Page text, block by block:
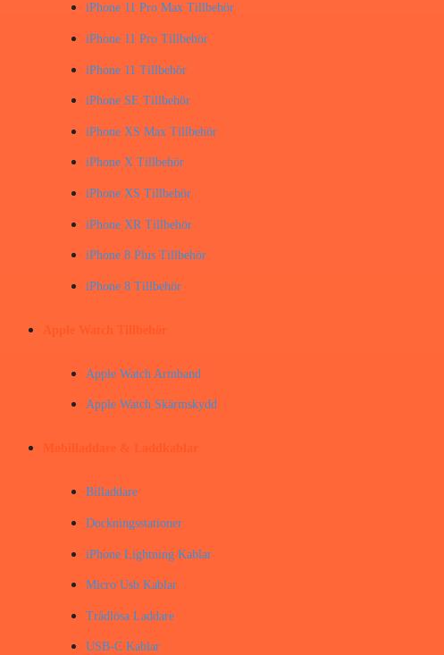
iPhone 11 Pro Max Tillbehör
iPhone 11 Pro Tillbehör
iPhone 11 Tillbehör
iPhone SE Tillbehör
iPhone XS Max Tillbehör
iPhone X Tillbehör
iPhone XS Tillbehör
iPhone XR Tillbehör
iPhone 8 Plus Tillbehör
iPhone 8 Tillbehör
Apple Watch Tillbehör
Apple Watch Armband
Apple Watch Skärmskydd
Mobilladdare & Laddkablar
Billaddare
Dockningsstationer
iPhone Lightning Kablar
Micro Usb Kablar
Trådlösa Laddare
USB-C Kablar